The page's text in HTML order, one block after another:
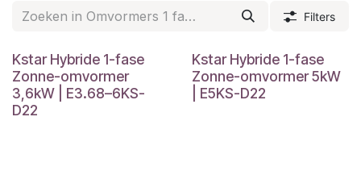
Filters
Kstar Hybride 1-fase
Zonne-omvormer
3,6kW | E3.68–6KS-
D22
Kstar Hybride 1-fase
Zonne-omvormer 5kW
| E5KS-D22